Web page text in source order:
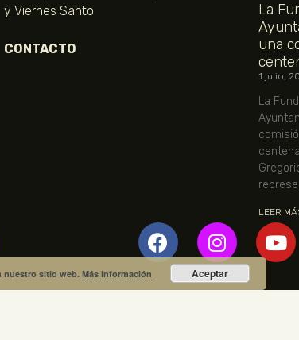
y Viernes Santo
CONTACTO
La
una
1 julio,
La
LEER
nuestro sitio web. Más información Aceptar